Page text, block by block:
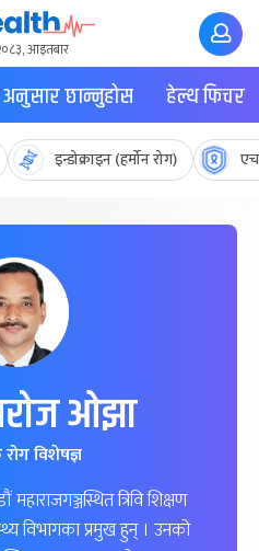
आइतबार
अनुसार छान्नुहोस हेल्थ फिचर
इन्डोक्राइन (हर्मोन रोग)
ओझा
विशेषज्ञ
त्रिवि शिक्षण
विभागका प्रमुख हुन् । उनको